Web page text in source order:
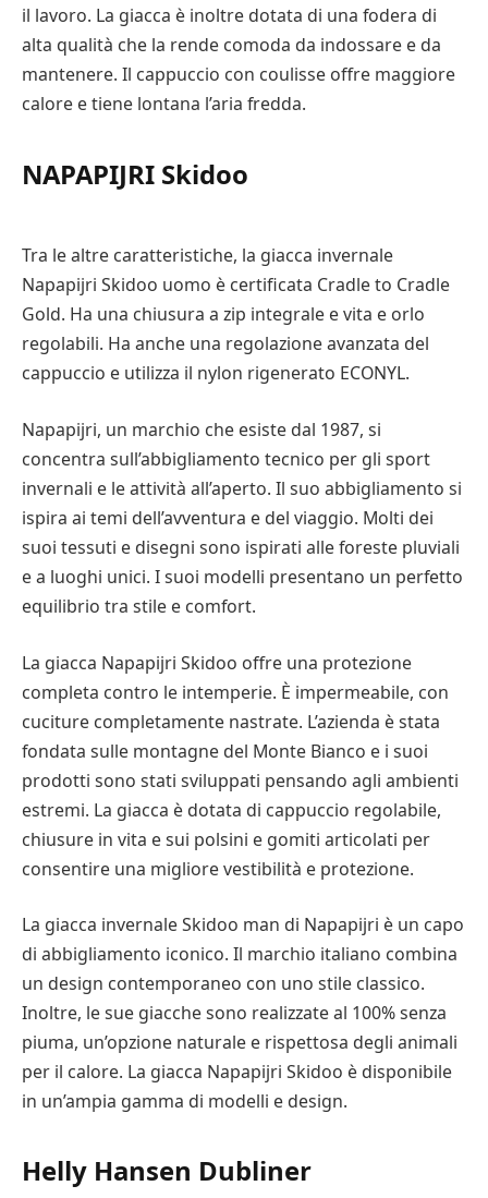
il lavoro. La giacca è inoltre dotata di una fodera di
alta qualità che la rende comoda da indossare e da
mantenere. Il cappuccio con coulisse offre maggiore
calore e tiene lontana l’aria fredda.
NAPAPIJRI Skidoo
Tra le altre caratteristiche, la giacca invernale
Napapijri Skidoo uomo è certificata Cradle to Cradle
Gold. Ha una chiusura a zip integrale e vita e orlo
regolabili. Ha anche una regolazione avanzata del
cappuccio e utilizza il nylon rigenerato ECONYL.
Napapijri, un marchio che esiste dal 1987, si
concentra sull’abbigliamento tecnico per gli sport
invernali e le attività all’aperto. Il suo abbigliamento si
ispira ai temi dell’avventura e del viaggio. Molti dei
suoi tessuti e disegni sono ispirati alle foreste pluviali
e a luoghi unici. I suoi modelli presentano un perfetto
equilibrio tra stile e comfort.
La giacca Napapijri Skidoo offre una protezione
completa contro le intemperie. È impermeabile, con
cuciture completamente nastrate. L’azienda è stata
fondata sulle montagne del Monte Bianco e i suoi
prodotti sono stati sviluppati pensando agli ambienti
estremi. La giacca è dotata di cappuccio regolabile,
chiusure in vita e sui polsini e gomiti articolati per
consentire una migliore vestibilità e protezione.
La giacca invernale Skidoo man di Napapijri è un capo
di abbigliamento iconico. Il marchio italiano combina
un design contemporaneo con uno stile classico.
Inoltre, le sue giacche sono realizzate al 100% senza
piuma, un’opzione naturale e rispettosa degli animali
per il calore. La giacca Napapijri Skidoo è disponibile
in un’ampia gamma di modelli e design.
Helly Hansen Dubliner